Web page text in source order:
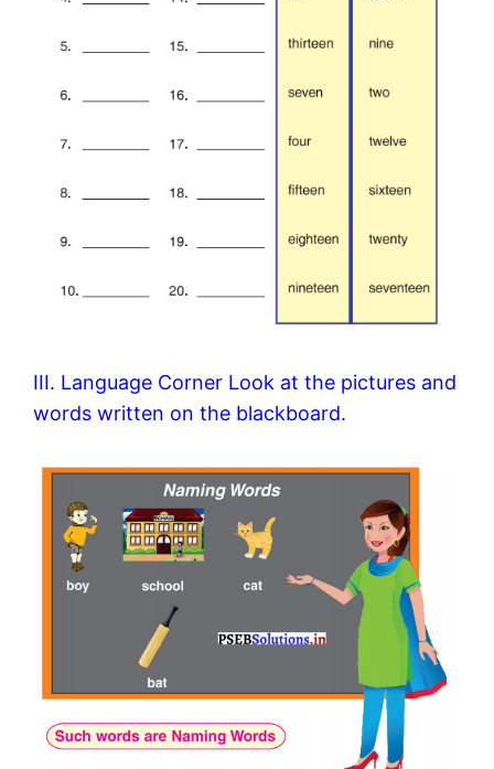
III. Language Corner Look at the pictures and
words written on the blackboard.